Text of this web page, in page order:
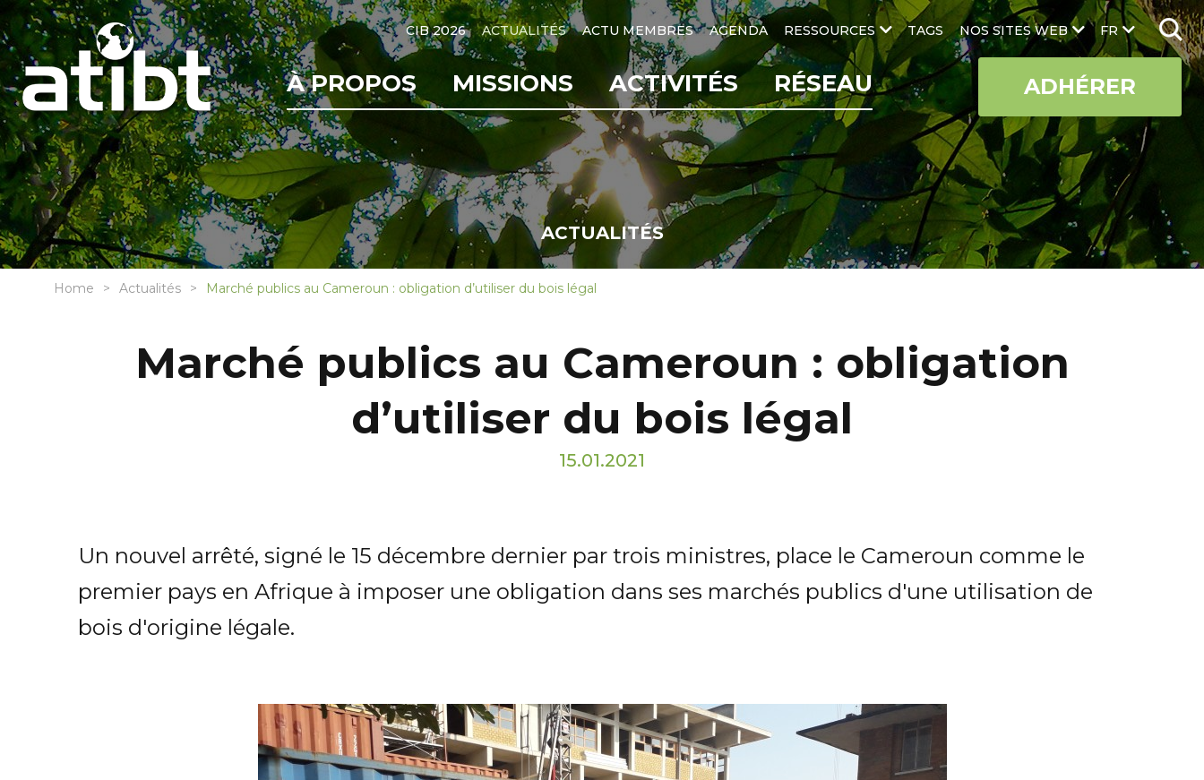
FR
CIB 2026 ACTUALITÉS ACTU MEMBRES AGENDA RESSOURCES TAGS NOS SITES WEB
À PROPOS MISSIONS ACTIVITÉS RÉSEAU ADHÉRER
ACTUALITÉS
Home Actualités Marché publics au Cameroun : obligation d’utiliser du bois légal
Marché publics au Cameroun : obligation
d’utiliser du bois légal
15.01.2021
Un nouvel arrêté, signé le 15 décembre dernier par trois ministres, place le Cameroun comme le
premier pays en Afrique à imposer une obligation dans ses marchés publics d'une utilisation de
bois d'origine légale.